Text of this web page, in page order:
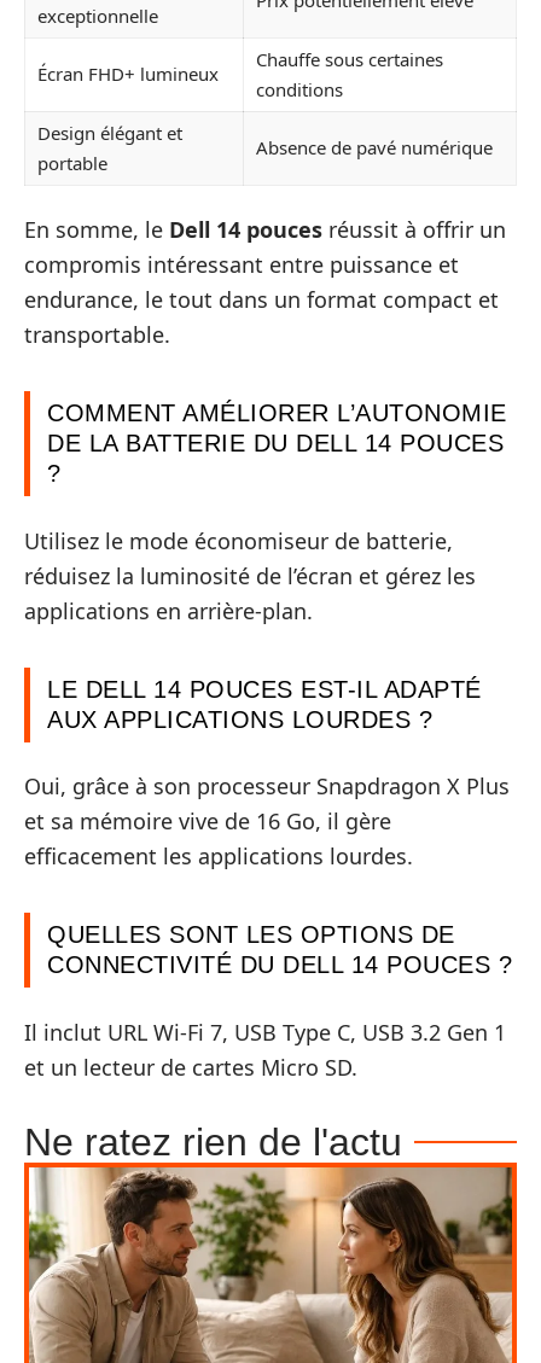
exceptionnelle
Écran FHD+ lumineux
Chauffe sous certaines
conditions
Design élégant et
portable
Absence de pavé numérique
En somme, le Dell 14 pouces réussit à offrir un
compromis intéressant entre puissance et
endurance, le tout dans un format compact et
transportable.
COMMENT AMÉLIORER L’AUTONOMIE
DE LA BATTERIE DU DELL 14 POUCES
?
Utilisez le mode économiseur de batterie,
réduisez la luminosité de l’écran et gérez les
applications en arrière-plan.
LE DELL 14 POUCES EST-IL ADAPTÉ
AUX APPLICATIONS LOURDES ?
Oui, grâce à son processeur Snapdragon X Plus
et sa mémoire vive de 16 Go, il gère
efficacement les applications lourdes.
QUELLES SONT LES OPTIONS DE
CONNECTIVITÉ DU DELL 14 POUCES ?
Il inclut URL Wi-Fi 7, USB Type C, USB 3.2 Gen 1
et un lecteur de cartes Micro SD.
Ne ratez rien de l'actu